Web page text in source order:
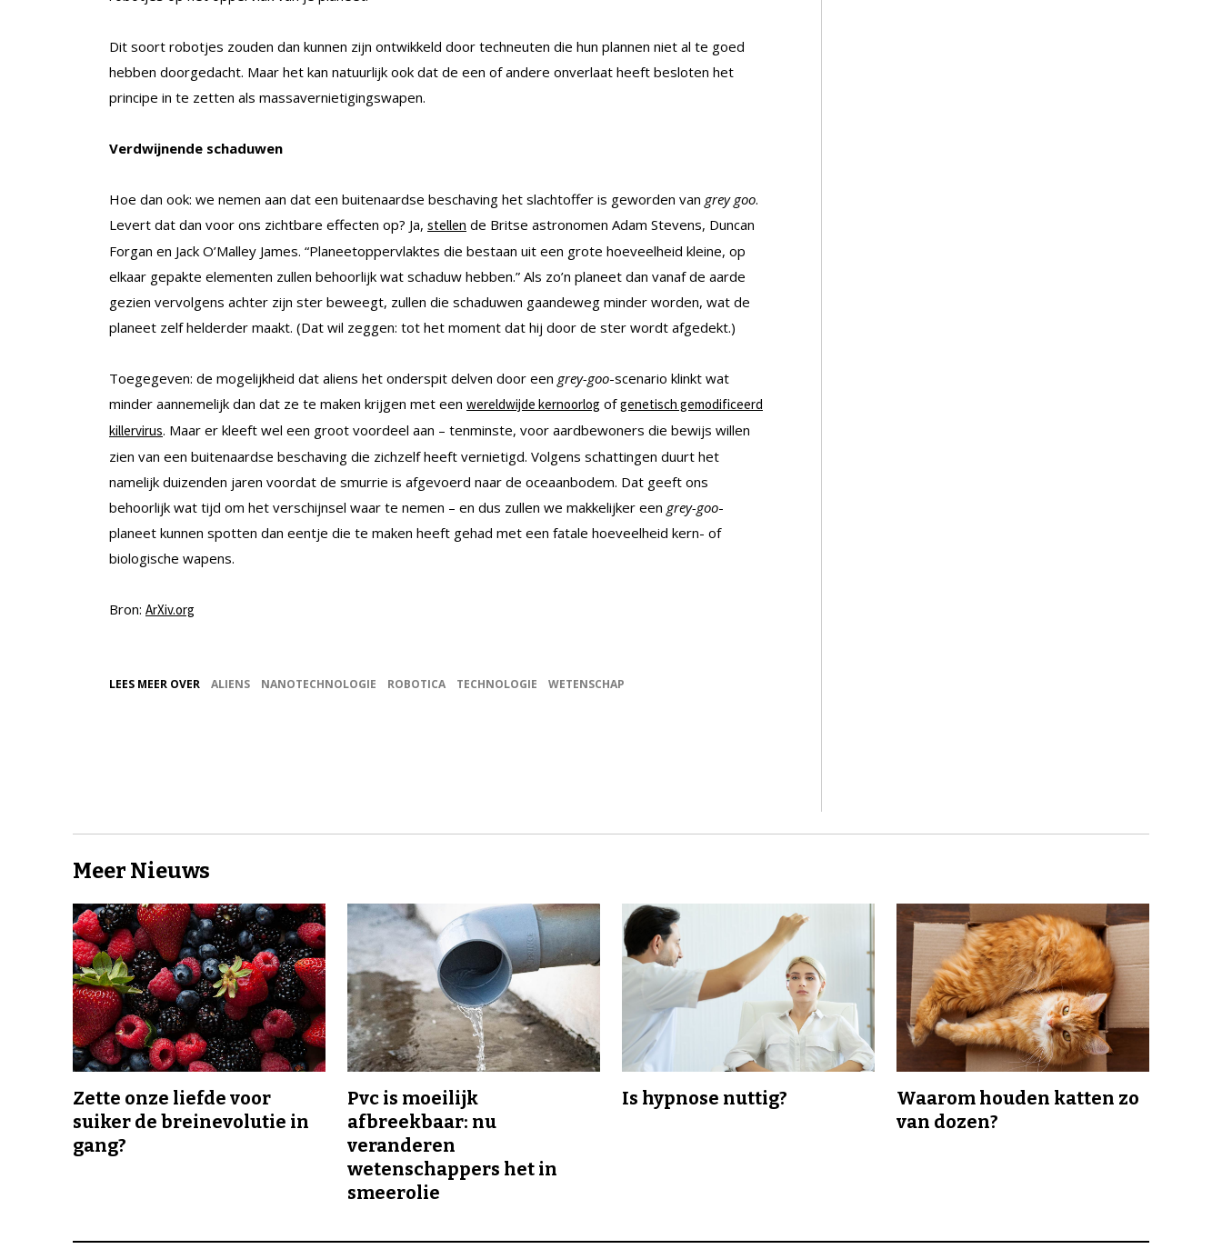
Dit soort robotjes zouden dan kunnen zijn ontwikkeld door techneuten die hun plannen niet al te goed
hebben doorgedacht. Maar het kan natuurlijk ook dat de een of andere onverlaat heeft besloten het
principe in te zetten als massavernietigingswapen.
Verdwijnende schaduwen
Hoe dan ook: we nemen aan dat een buitenaardse beschaving het slachtoffer is geworden van grey goo.
Levert dat dan voor ons zichtbare effecten op? Ja, stellen de Britse astronomen Adam Stevens, Duncan
Forgan en Jack O’Malley James. “Planeetoppervlaktes die bestaan uit een grote hoeveelheid kleine, op
elkaar gepakte elementen zullen behoorlijk wat schaduw hebben.” Als zo’n planeet dan vanaf de aarde
gezien vervolgens achter zijn ster beweegt, zullen die schaduwen gaandeweg minder worden, wat de
planeet zelf helderder maakt. (Dat wil zeggen: tot het moment dat hij door de ster wordt afgedekt.)
Toegegeven: de mogelijkheid dat aliens het onderspit delven door een grey-goo-scenario klinkt wat
minder aannemelijk dan dat ze te maken krijgen met een wereldwijde kernoorlog ofgenetisch gemodificeerd
killervirus. Maar er kleeft wel een groot voordeel aan – tenminste, voor aardbewoners die bewijs willen
zien van een buitenaardse beschaving die zichzelf heeft vernietigd. Volgens schattingen duurt het
namelijk duizenden jaren voordat de smurrie is afgevoerd naar de oceaanbodem. Dat geeft ons
behoorlijk wat tijd om het verschijnsel waar te nemen – en dus zullen we makkelijker een grey-goo-
planeet kunnen spotten dan eentje die te maken heeft gehad met een fatale hoeveelheid kern- of
biologische wapens.
Bron: ArXiv.org
LEES MEER OVER ALIENS NANOTECHNOLOGIE ROBOTICA TECHNOLOGIE WETENSCHAP
Meer Nieuws
Zette onze liefde voor
suiker de breinevolutie in
gang?
Pvc is moeilijk
afbreekbaar: nu
veranderen
wetenschappers het in
smeerolie
Is hypnose nuttig?
Waarom houden katten zo
van dozen?